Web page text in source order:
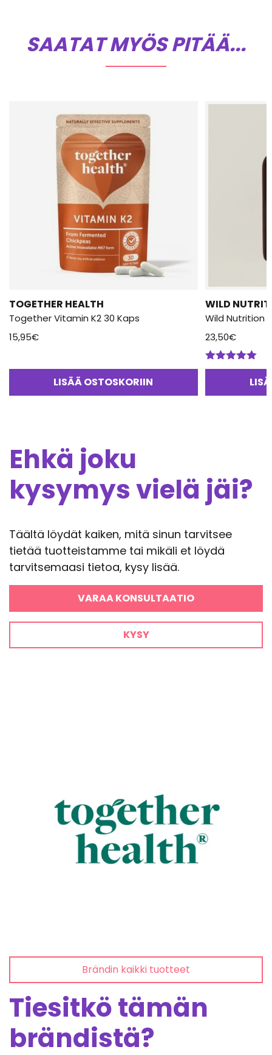
SAATAT MYÖS PITÄÄ...
TOGETHER HEALTH
Together Vitamin K2 30 Kaps
15,95€
LISÄÄ OSTOSKORIIN
WILD
Wild Nutrition
23,50€
Arvostelu
Ehkä joku
kysymys vielä jäi?
Täältä löydät kaiken, mitä sinun tarvitsee
tietää tuotteistamme tai mikäli et löydä
tarvitsemaasi tietoa, kysy lisää.
VARAA KONSULTAATIO
KYSY
Brändin kaikki tuotteet
Tiesitkö tämän
brändistä?